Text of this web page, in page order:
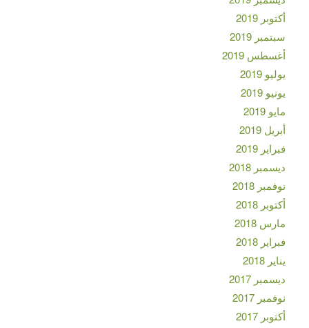
أكتوبر 2019
سبتمبر 2019
أغسطس 2019
يوليو 2019
يونيو 2019
مايو 2019
أبريل 2019
فبراير 2019
ديسمبر 2018
نوفمبر 2018
أكتوبر 2018
مارس 2018
فبراير 2018
يناير 2018
ديسمبر 2017
نوفمبر 2017
أكتوبر 2017